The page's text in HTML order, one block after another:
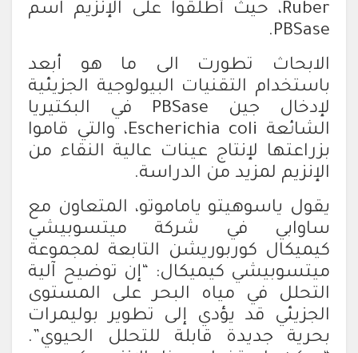
Ruber، حيث أطلقوا على الإنزيم اسم
PBSase.
الابحاث تطورت الى ما هو أبعد
باستخدام التقنيات البيولوجية الجزيئية
لإدخال جين PBSase في البكتيريا
الشائعة Escherichia coli، والتي قاموا
بزراعتها لإنتاج عينات عالية النقاء من
الإنزيم لمزيد من الدراسة.
يقول ياسوهيتو ياماموتو، المتعاون مع
ساوابي في شركة ميتسوبيشي
كيميكال كوربوريشن التابعة لمجموعة
ميتسوبيشي كيميكال: “إن توضيح آلية
التحلل في مياه البحر على المستوى
الجزيئي قد يؤدي إلى تطوير بوليمرات
بحرية جديدة قابلة للتحلل الحيوي”.